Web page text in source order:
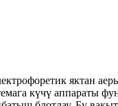
яктан
күчү аппараты